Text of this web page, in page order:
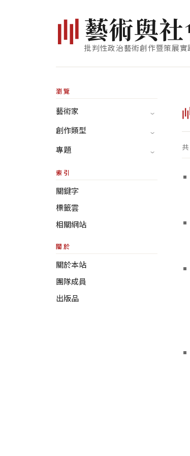
藝術與社
批判性政治藝術創作暨策展實
瀏覽
藝術家
創作類型
專題
索引
關鍵字
標籤雲
相關網站
關於
關於本站
團隊成員
出版品